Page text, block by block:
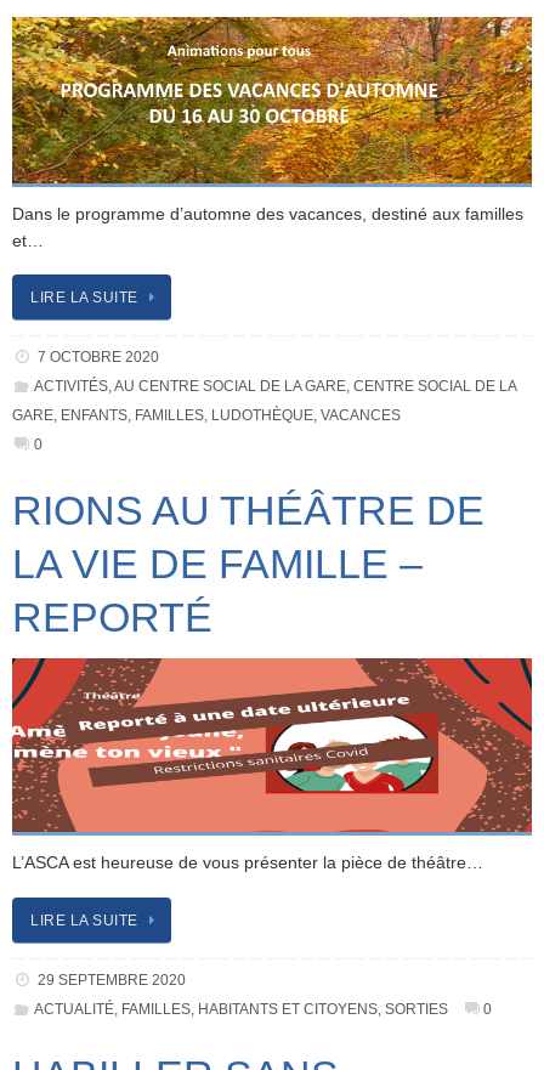
Dans le programme d’automne des vacances, destiné aux familles
et…
LIRE LA SUITE
7 OCTOBRE 2020
ACTIVITÉS,AU CENTRE SOCIAL DE LA GARE, CENTRE SOCIAL DE LA
GARE, ENFANTS, FAMILLES, LUDOTHÈQUE, VACANCES
0
RIONS AU THÉÂTRE DE
LA VIE DE FAMILLE –
REPORTÉ
L’ASCA est heureuse de vous présenter la pièce de théâtre…
LIRE LA SUITE
29 SEPTEMBRE 2020
ACTUALITÉ, FAMILLES, HABITANTS ET CITOYENS, SORTIES 0